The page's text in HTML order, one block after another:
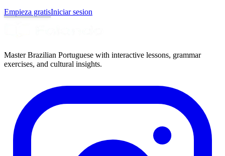
Empieza gratisIniciar sesion
Master Brazilian Portuguese with interactive lessons, grammar
exercises, and cultural insights.